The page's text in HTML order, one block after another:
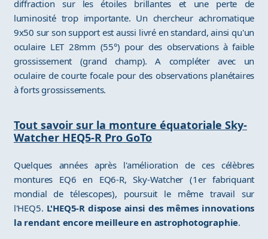
diffraction sur les étoiles brillantes et une perte de
luminosité trop importante. Un chercheur achromatique
9x50 sur son support est aussi livré en standard, ainsi qu'un
oculaire LET 28mm (55°) pour des observations à faible
grossissement (grand champ). A compléter avec un
oculaire de courte focale pour des observations planétaires
à forts grossissements.
Tout savoir sur la monture équatoriale Sky-
Watcher HEQ5-R Pro GoTo
Quelques années après l'amélioration de ces célèbres
montures EQ6 en EQ6-R, Sky-Watcher (1er fabriquant
mondial de télescopes), poursuit le même travail sur
l'HEQ5. L'HEQ5-R dispose ainsi des mêmes innovations
la rendant encore meilleure en astrophotographie.